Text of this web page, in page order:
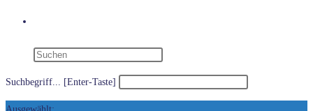
Suchbegriff... [Enter-Taste]